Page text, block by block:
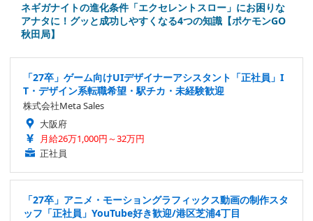
ネギガナイトの進化条件「エクセレントスロー」にお困りな
アナタに！グッと成功しやすくなる4つの知識【ポケモンGO
秋田局】
「27卒」ゲーム向けUIデザイナーアシスタント「正社員」I
T・デザイン系転職希望・駅チカ・未経験歓迎
株式会社Meta Sales
大阪府
月給26万1,000円～32万円
正社員
「27卒」アニメ・モーショングラフィックス動画の制作スタ
ッフ「正社員」YouTube好き歓迎/港区芝浦4丁目